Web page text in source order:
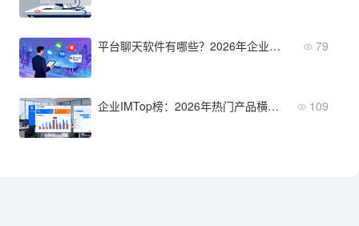
平台聊天软件有哪些？2026年企业选型必看的5款推荐 79
企业IMTop榜：2026年热门产品横向对比 109